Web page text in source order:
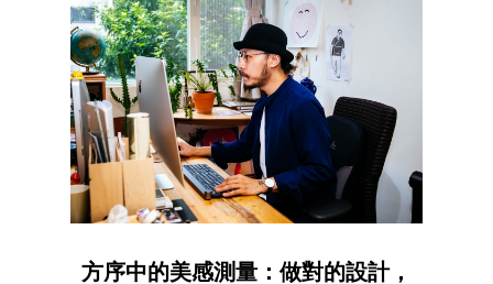
方序中的美感測量：做對的設計，